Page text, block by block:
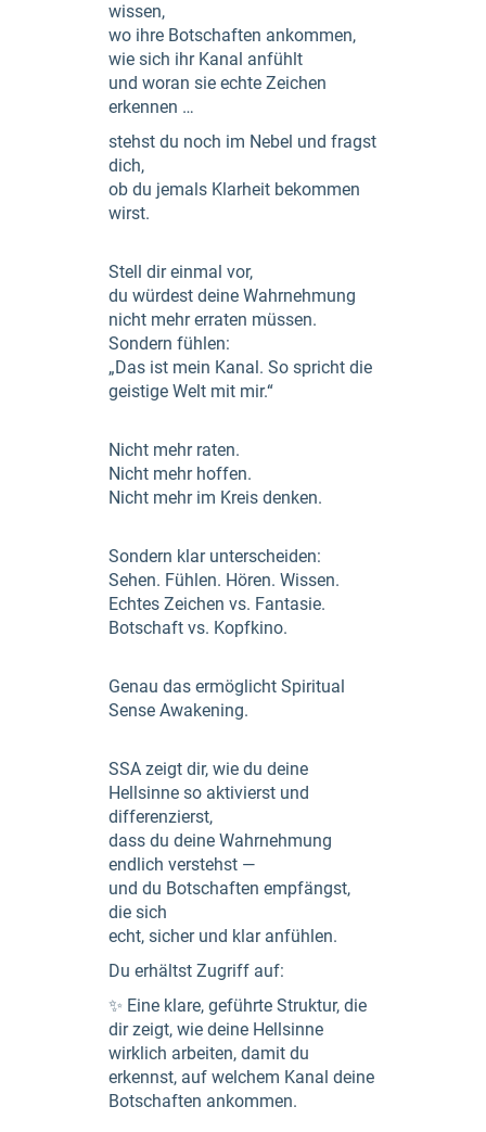
wissen,
wo ihre Botschaften ankommen,
wie sich ihr Kanal anfühlt
und woran sie echte Zeichen
erkennen …
stehst du noch im Nebel und fragst
dich,
ob du jemals Klarheit bekommen
wirst.
Stell dir einmal vor,
du würdest deine Wahrnehmung
nicht mehr erraten müssen.
Sondern fühlen:
„Das ist mein Kanal. So spricht die
geistige Welt mit mir.“
Nicht mehr raten.
Nicht mehr hoffen.
Nicht mehr im Kreis denken.
Sondern klar unterscheiden:
Sehen. Fühlen. Hören. Wissen.
Echtes Zeichen vs. Fantasie.
Botschaft vs. Kopfkino.
Genau das ermöglicht Spiritual
Sense Awakening.
SSA zeigt dir, wie du deine
Hellsinne so aktivierst und
differenzierst,
dass du deine Wahrnehmung
endlich verstehst —
und du Botschaften empfängst,
die sich
echt, sicher und klar anfühlen.
Du erhältst Zugriff auf:
✨ Eine klare, geführte Struktur, die
dir zeigt, wie deine Hellsinne
wirklich arbeiten, damit du
erkennst, auf welchem Kanal deine
Botschaften ankommen.